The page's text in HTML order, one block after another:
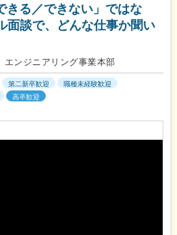
きる／できない」ではな
面談で、どんな仕事か聞い
ンジニアリング事業本部
第二新卒歓迎
職種未経験歓迎
高卒歓迎